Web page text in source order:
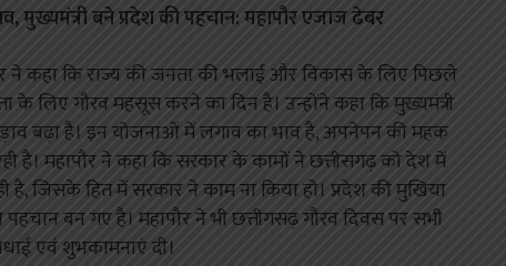
मुख्यमंत्री बने प्रदेश की पहचान: महापौर एजाज ढेबर
ने कहा कि राज्य की जनता की भलाई और विकास के लिए पिछले
के लिए गौरव महसूस करने का दिन है। उन्होंने कहा कि मुख्यमंत्री
बढ़ा है। इन योजनाओं में लगाव का भाव है, अपनेपन की महक
है। महापौर ने कहा कि सरकार के कामों ने छत्तीसगढ़ को देश में
जिसके हित में सरकार ने काम ना किया हो। प्रदेश की मुखिया
बन गए है। महापौर ने भी छत्तीगसढ़ गौरव दिवस पर सभी
एवं शुभकामनाएं दी।